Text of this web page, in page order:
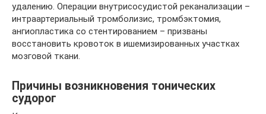
удалению. Операции внутрисосудистой реканализации –
интраартериальный тромболизис, тромбэктомия,
ангиопластика со стентированием – призваны
восстановить кровоток в ишемизированных участках
мозговой ткани.
Причины возникновения тонических
судорог